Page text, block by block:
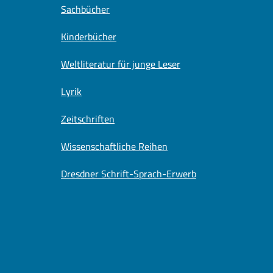
Sachbücher
Kinderbücher
Weltliteratur für junge Leser
Lyrik
Zeitschriften
Wissenschaftliche Reihen
Dresdner Schrift-Sprach-Erwerb